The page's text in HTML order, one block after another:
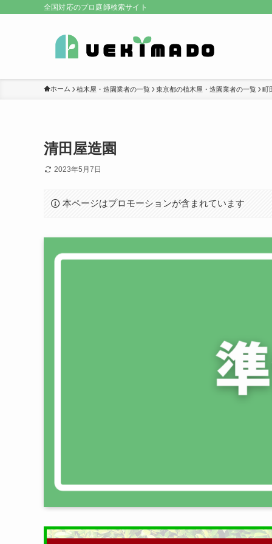
全国対応のプロ庭師検索サイト
ホーム 植木屋・造園業者の一覧 東京都の植木屋・造園業者の一覧 町
清田屋造園
2023年5月7日
本ページはプロモーションが含まれています